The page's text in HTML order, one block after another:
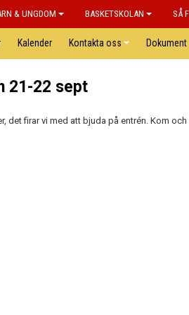
& UNGDOM BASKETSKOLAN SÅ
Kalender Kontakta oss Dokument
21-22 sept
det firar vi med att bjuda på entrén. Kom